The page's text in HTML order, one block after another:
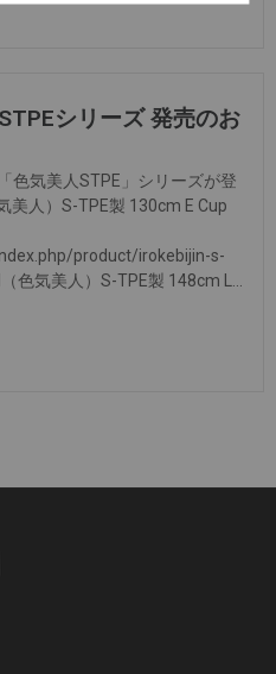
シリーズ 発売のお
色気美人STPE」シリーズが登
美人）S-TPE製 130cm E Cup
product/irokebijin-s-
色気美人）S-TPE製 148cm L...